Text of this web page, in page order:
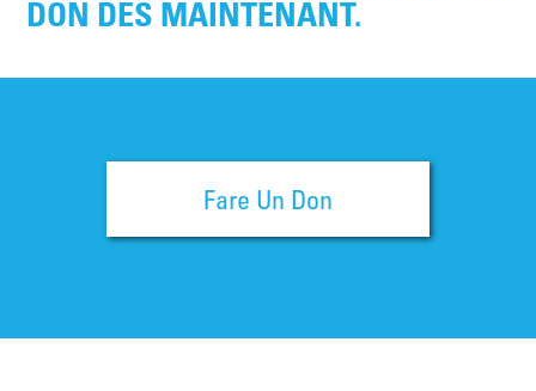
DON DÈS MAINTENANT.
Fare Un Don